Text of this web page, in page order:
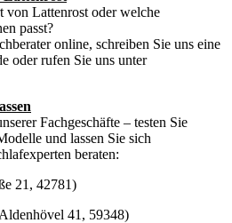
von Lattenrost oder welche
passt?
online, schreiben Sie uns eine
oder rufen Sie uns unter
Fachgeschäfte – testen Sie
und lassen Sie sich
beraten:
21, 42781)
41, 59348)